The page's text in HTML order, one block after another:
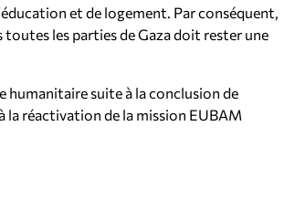
et de logement. Par conséquent,
les parties de Gaza doit rester une
humanitaire suite à la conclusion de
la réactivation de la mission EUBAM